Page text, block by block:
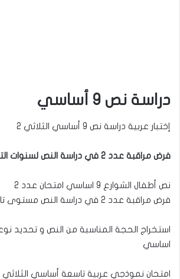
دراسة نص 9 أساسي
إختبار عربية دراسة نص 9 أساسي الثلاثي 2
فرض مراقبة عدد 2 في دراسة النص لسنوات التاسعة أساسي
نص أطفال الشوارع 9 اساسي امتحان عدد 2
فرض مراقبة عدد 2 في دراسة النص مستوى تاسعة أساسي
اساسي
امتحان نموذجي عربية تاسعة أساسي الثلاثي 2 مادة دراسة النص